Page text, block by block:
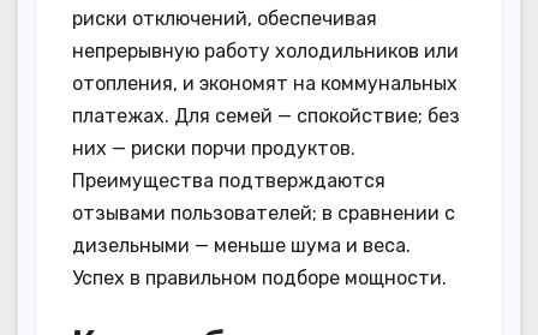
риски отключений, обеспечивая
непрерывную работу холодильников или
отопления, и экономят на коммунальных
платежах. Для семей — спокойствие; без
них — риски порчи продуктов.
Преимущества подтверждаются
отзывами пользователей; в сравнении с
дизельными — меньше шума и веса.
Успех в правильном подборе мощности.